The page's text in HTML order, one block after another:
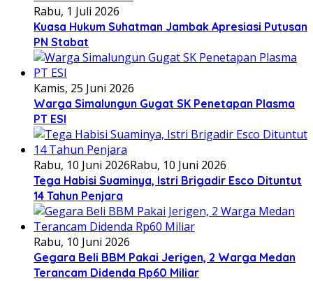
Rabu, 1 Juli 2026
Kuasa Hukum Suhatman Jambak Apresiasi Putusan
PN Stabat
Kamis, 25 Juni 2026
Warga Simalungun Gugat SK Penetapan Plasma
PT ESI
Rabu, 10 Juni 2026Rabu, 10 Juni 2026
Tega Habisi Suaminya, Istri Brigadir Esco Dituntut
14 Tahun Penjara
Rabu, 10 Juni 2026
Gegara Beli BBM Pakai Jerigen, 2 Warga Medan
Terancam Didenda Rp60 Miliar